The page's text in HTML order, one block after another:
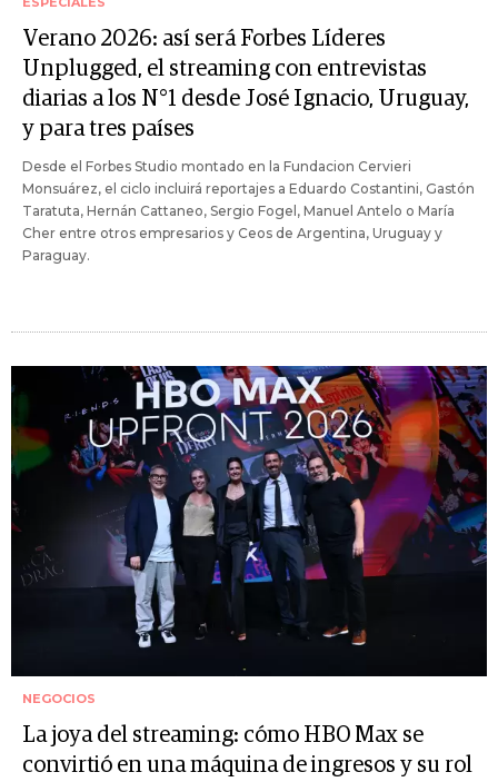
Verano 2026: así será Forbes Líderes
Unplugged, el streaming con entrevistas
diarias a los N°1 desde José Ignacio, Uruguay,
y para tres países
Desde el Forbes Studio montado en la Fundacion Cervieri
Monsuárez, el ciclo incluirá reportajes a Eduardo Costantini, Gastón
Taratuta, Hernán Cattaneo, Sergio Fogel, Manuel Antelo o María
Cher entre otros empresarios y Ceos de Argentina, Uruguay y
Paraguay.
NEGOCIOS
La joya del streaming: cómo HBO Max se
convirtió en una máquina de ingresos y su rol